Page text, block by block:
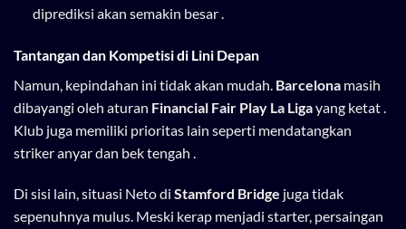
diprediksi akan semakin besar .
Tantangan dan Kompetisi di Lini Depan
Namun, kepindahan ini tidak akan mudah. Barcelona masih
dibayangi oleh aturan Financial Fair Play La Ligayang ketat .
Klub juga memiliki prioritas lain seperti mendatangkan
striker anyar dan bek tengah .
Di sisi lain, situasi Neto di Stamford Bridge juga tidak
sepenuhnya mulus. Meski kerap menjadi starter, persaingan